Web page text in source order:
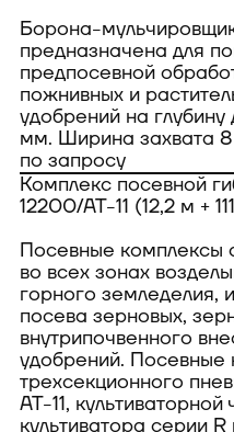
Борона-
предназначена для
предпосевной
пожнивных и
удобрений на
мм. Ширина захвата
по запросу
Комплекс посевной
12200/AT-11 (12,2 м +
Посевные комплексы
во всех зонах
горного земледелия,
посева зерновых,
внутрипочвенного
удобрений. Посевные
трехсекционного
АТ-11,
культиватора серии R